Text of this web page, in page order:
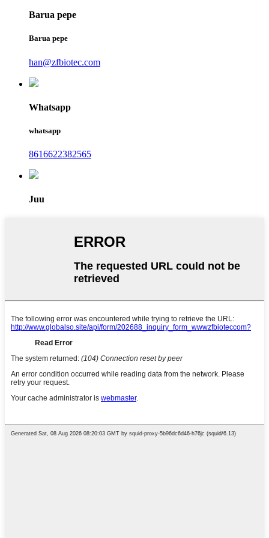
Barua pepe
Barua pepe
han@zfbiotec.com
Whatsapp
whatsapp
8616622382565
Juu